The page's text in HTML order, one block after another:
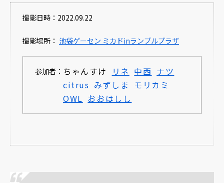
撮影日時：2022.09.22
撮影場所： 池袋ゲーセン ミカドinランブルプラザ
参加者： ちゃんすけ リネ 中西 ナツ
citrus みずしま
モリカミ
OWL おおはしし